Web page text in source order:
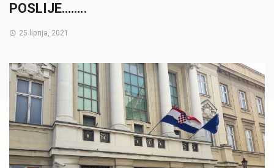
POSLIJE……..
25 lipnja, 2021